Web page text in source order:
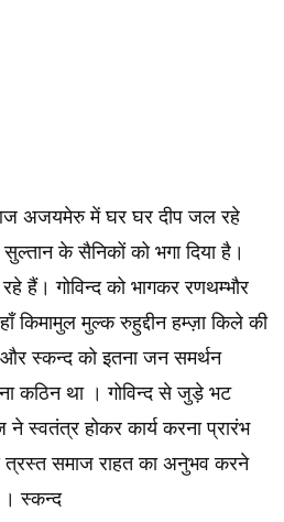
अजयमेरु में घर घर दीप जल रहे
के सैनिकों को भगा दिया है।
हैं। गोविन्द को भागकर रणथम्भौर
मुल्क रुहुद्दीन हम्ज़ा किले की
स्कन्द को इतना जन समर्थन
कठिन था । गोविन्द से जुड़े भट
स्वतंत्र होकर कार्य करना प्रारंभ
समाज राहत का अनुभव करने
। स्कन्द